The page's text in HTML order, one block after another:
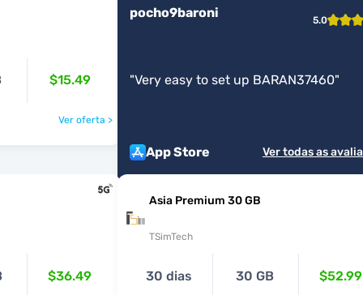
$15.49
Ver oferta >
pocho9baroni 5.0
"Very easy to set up BARAN37460"
App Store Ver todas as
$36.49
Asia Premium 30 GB
TSimTech
30 dias 30 GB $52.99